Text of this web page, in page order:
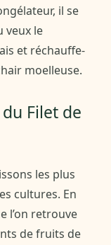
il se
veux le
et réchauffe-
moelleuse.
Filet de
les plus
cultures. En
l’on retrouve
de fruits de